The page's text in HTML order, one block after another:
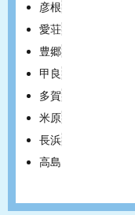
彦根
愛荘
豊郷
甲良
多賀
米原
長浜
高島